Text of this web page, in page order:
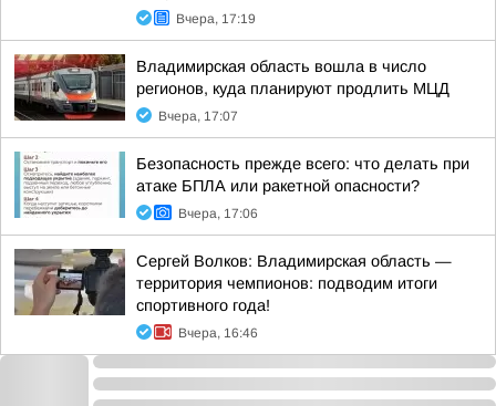
Вчера, 17:19
Владимирская область вошла в число
регионов, куда планируют продлить МЦД
Вчера, 17:07
Безопасность прежде всего: что делать при
атаке БПЛА или ракетной опасности?
Вчера, 17:06
Сергей Волков: Владимирская область —
территория чемпионов: подводим итоги
спортивного года!
Вчера, 16:46